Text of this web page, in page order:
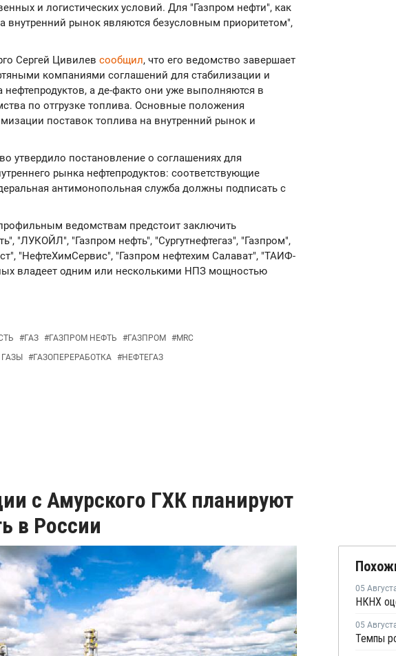
и логистических условий. Для "Газпром нефти", как
внутренний рынок являются безусловным приоритетом",
Сергей Цивилев сообщил, что его ведомство завершает
компаниями соглашений для стабилизации и
нефтепродуктов, а де-факто они уже выполняются в
по отгрузке топлива. Основные положения
поставок топлива на внутренний рынок и
утвердило постановление о соглашениях для
рынка нефтепродуктов: соответствующие
антимонопольная служба должны подписать с
ведомствам предстоит заключить
"ЛУКОЙЛ", "Газпром нефть", "Сургутнефтегаз", "Газпром",
"НефтеХимСервис", "Газпром нефтехим Салават", "ТАИФ-
владеет одним или несколькими НПЗ мощностью
#ГАЗ #ГАЗПРОМ НЕФТЬ #ГАЗПРОМ #MRC
#ГАЗОПЕРЕРАБОТКА #НЕФТЕГАЗ
с Амурского ГХК планируют
в России
05
05